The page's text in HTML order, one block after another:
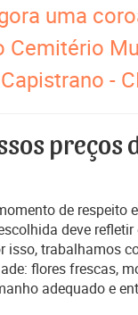
uma
Cemitério
Capistrano -
preços
de respeito
deve refletir
isso, trabalhamos
flores frescas,
adequado e